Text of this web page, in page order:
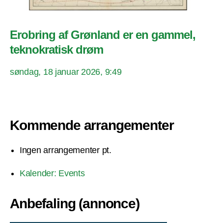
Erobring af Grønland er en gammel,
teknokratisk drøm
søndag, 18 januar 2026, 9:49
Kommende arrangementer
Ingen arrangementer pt.
Kalender: Events
Anbefaling (annonce)